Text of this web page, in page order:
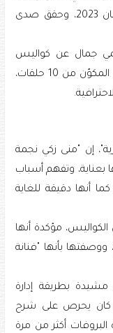
من أبرز التجارب الدرامية في موسم رمضان 2023، وحقق صدى
جمال عن كواليس
تعاونها الأول مع منى زكي في المسلسل المكوّن من 10 حلقات،
إن "منى زكي نجمة
بعناية، وتفهم أسباب
أنها دقيقة للغاية
مؤكدة أنها
ووصفتها بأنها "فنانة
بطريقة إدارة
كان يحرص على شرح
أكثر من مرة